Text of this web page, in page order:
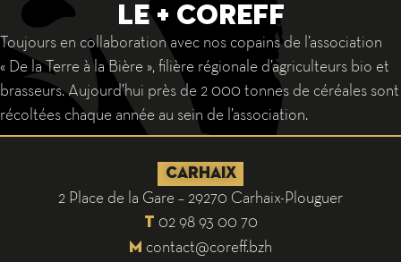
Le + Coreff
Toujours en collaboration avec nos copains de l’association
« De la Terre à la Bière », filière régionale d’agriculteurs bio et
brasseurs. Aujourd’hui près de 2 000 tonnes de céréales sont
récoltées chaque année au sein de l’association.
CARHAIX
2 Place de la Gare – 29270 Carhaix-Plouguer
T 02 98 93 00 70
M contact@coreff.bzh